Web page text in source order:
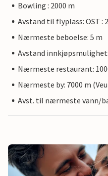
Bowling : 2000 m
Avstand til flyplass: OST :
Nærmeste beboelse: 5 m
Avstand
Nærmeste restaurant:
Nærmeste by: 7000 m
Avst. til nærmeste vann/